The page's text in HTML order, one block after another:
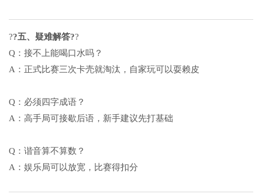
??五、疑难解答??
Q：接不上能喝口水吗？
A：正式比赛三次卡壳就淘汰，自家玩可以耍赖皮
Q：必须四字成语？
A：高手局可接歇后语，新手建议先打基础
Q：谐音算不算数？
A：娱乐局可以放宽，比赛得扣分